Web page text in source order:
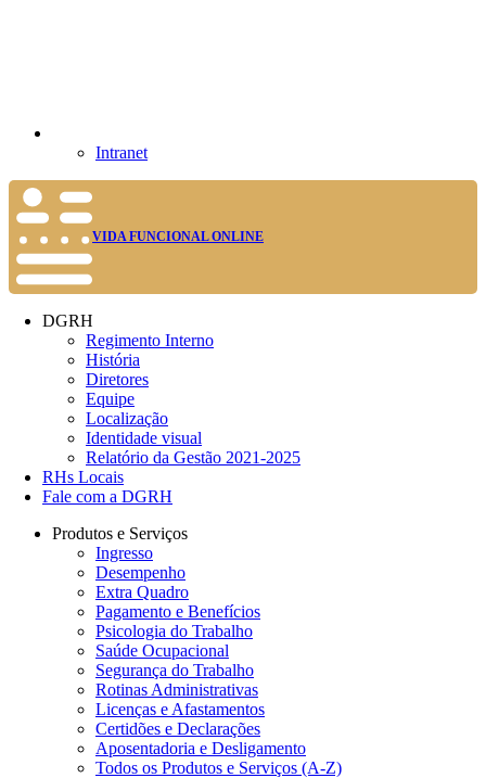
Intranet
VIDA FUNCIONAL ONLINE
DGRH
Regimento Interno
História
Diretores
Equipe
Localização
Identidade visual
Relatório da Gestão 2021-2025
RHs Locais
Fale com a DGRH
Produtos e Serviços
Ingresso
Desempenho
Extra Quadro
Pagamento e Benefícios
Psicologia do Trabalho
Saúde Ocupacional
Segurança do Trabalho
Rotinas Administrativas
Licenças e Afastamentos
Certidões e Declarações
Aposentadoria e Desligamento
Todos os Produtos e Serviços (A-Z)